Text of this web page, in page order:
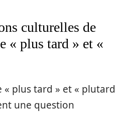
culturelles de
« plus tard » et «
plus tard » et « plutard
une question